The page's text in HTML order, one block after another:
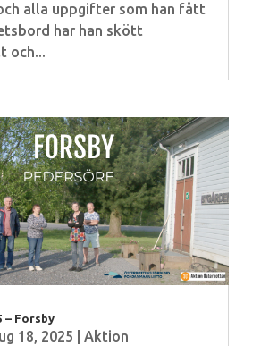
alla uppgifter som han fått
har han skött
och...
– Forsby
18, 2025
Aktion